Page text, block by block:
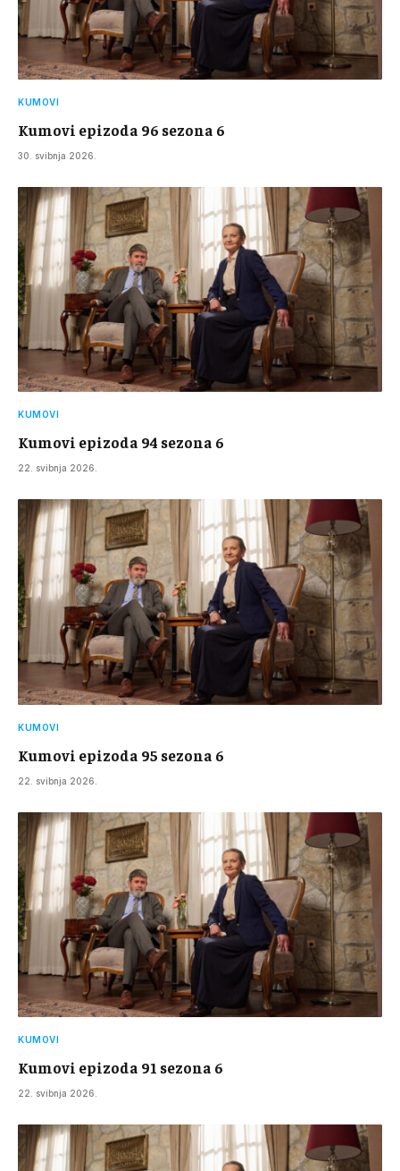
KUMOVI
Kumovi epizoda 96 sezona 6
30. svibnja 2026.
KUMOVI
Kumovi epizoda 94 sezona 6
22. svibnja 2026.
KUMOVI
Kumovi epizoda 95 sezona 6
22. svibnja 2026.
KUMOVI
Kumovi epizoda 91 sezona 6
22. svibnja 2026.